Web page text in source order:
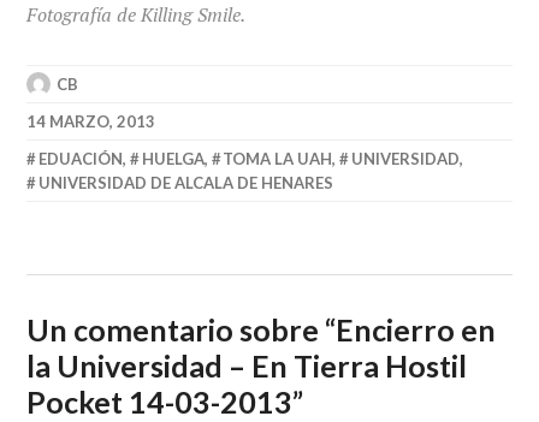
Fotografía de Killing Smile.
CB
14 MARZO, 2013
EDUACIÓN, HUELGA, TOMA LA UAH, UNIVERSIDAD,
UNIVERSIDAD DE ALCALA DE HENARES
Un comentario sobre “Encierro en
la Universidad – En Tierra Hostil
Pocket 14-03-2013”